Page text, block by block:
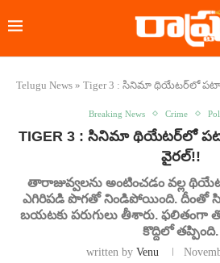
Telugu News » Tiger 3 : సినిమా థియేటర్‌లో
Breaking News Crime
TIGER 3 : సినిమా థియేటర్‌లో
వైరల్​!!
తారాజువ్వలను అంటించడం వల్ల
ఎగిరిపడి పొగతో నిండిపోయింది. దీంతో
బయటకు పరుగులు తీశారు. ఫలితంగా
కొద్దిలో తప్పింది.
written by Venu